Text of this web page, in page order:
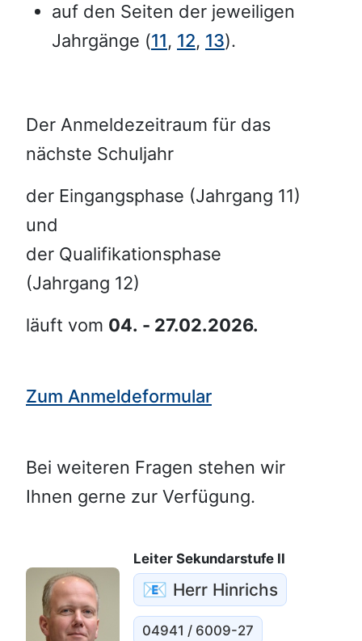
auf den Seiten der jeweiligen
Jahrgänge (11, 12, 13).
Der Anmeldezeitraum für das
nächste Schuljahr
der Eingangsphase (Jahrgang 11)
und
der Qualifikationsphase
(Jahrgang 12)
läuft vom 04. - 27.02.2026.
Zum Anmeldeformular
Bei weiteren Fragen stehen wir
Ihnen gerne zur Verfügung.
Leiter Sekundarstufe II
📧 Herr Hinrichs
04941 / 6009-27